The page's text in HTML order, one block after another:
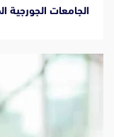
الجامعات الجورجية